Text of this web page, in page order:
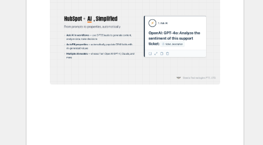
รอื่นๆ